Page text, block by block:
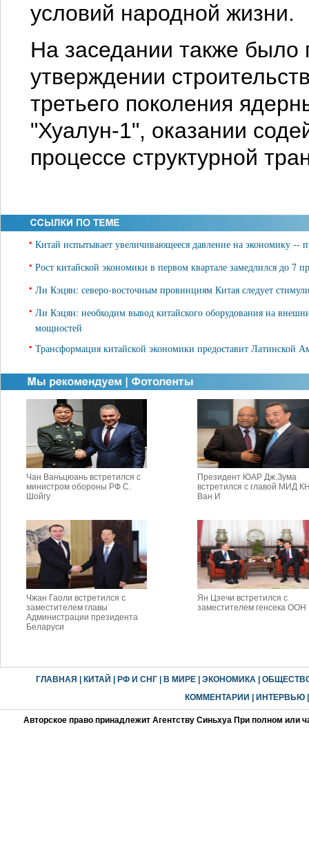
условий народной жизни.
На заседании также
утверждении
третьего поколения
"Хуалун-1", оказании
процессе структурной
• Китай испытывает увеличивающееся давление на экономику --
• Рост китайской экономики в первом квартале замедлился до 7
• Ли Кэцян: северо-восточным провинциям Китая следует
• Ли Кэцян: необходим вывод китайского оборудования на
мощностей
• Трансформация китайской экономики предоставит
Чан Ваньцюань встретился с
министром обороны РФ С.
Шойгу
Президент ЮАР Дж.Зума
встретился с главой МИД
Ван И
Чжан Гаоли встретился с
заместителем главы
Администрации президента
Беларуси
Ян Цзечи встретился с
заместителем генсека ООН
ГЛАВНАЯ КИТАЙ РФ И СНГ| В МИРЕ| ЭКОНОМИКА|
КОММЕНТАРИИ
ИНТЕРВЬЮ
Авторское право принадлежит Агентству Синьхуа При полном или